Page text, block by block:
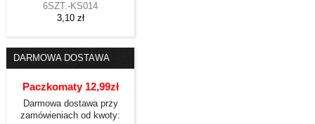
6SZT.-KS014
3,10 zł
DARMOWA DOSTAWA
Paczkomaty 12,99zł
Darmowa dostawa przy
zamówieniach od kwoty: